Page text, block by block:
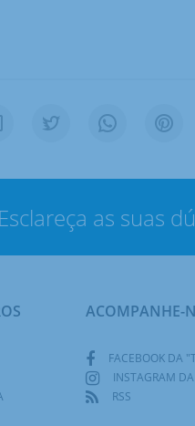
as suas
ACOMPANHE-
FACEBOOK DA
INSTAGRAM
RSS